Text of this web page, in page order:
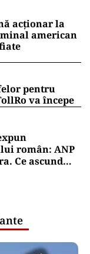
acționar la
american
pentru
va începe
român: ANP
Ce ascund